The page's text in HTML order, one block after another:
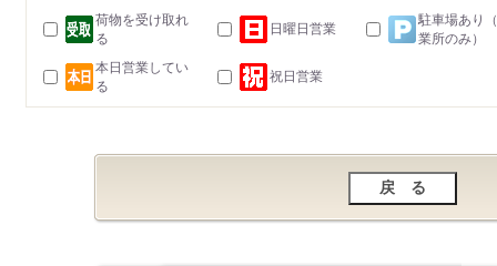
荷物を受け取れ
る
日曜日営業
駐車場あり
業所のみ）
本日営業してい
る
祝日営業